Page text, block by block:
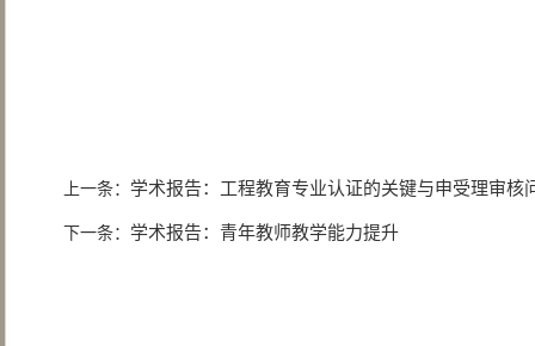
上一条： 学术报告：工程教育专业认证的关键与申受理审核
下一条： 学术报告：青年教师教学能力提升